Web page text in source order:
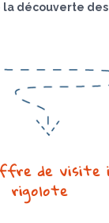
la découverte
de
rigolote